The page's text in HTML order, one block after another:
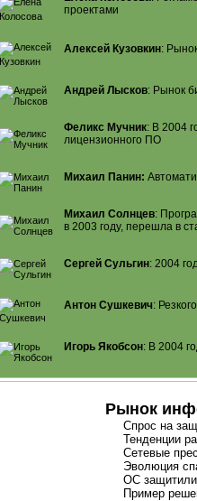
проектами
Алексей Кузовкин:
Андрей Лысков: Рынок
Феликс Мучник: В 2004
лицензионного ПО
Михаил Панин:
Михаил Солнцев:
в 2003 году, перешла в
Сергей Сульгин: 2004
Антон Сушкевич:
Игорь Якобсон: В 2004
Рынок
Спрос на
Тенденции
Сетевые
Эволюция
ОС
Пример